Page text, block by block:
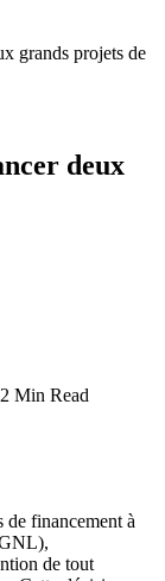
grands projets de
deux
2 Min Read
financement à
de tout